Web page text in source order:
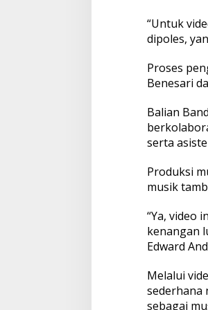
R
i
“Untuk
dipoles,
Proses
Benesari
Balian
serta
Produksi
musik
“Ya, video
kenangan
Edward
Melalui
sederhana
sebagai